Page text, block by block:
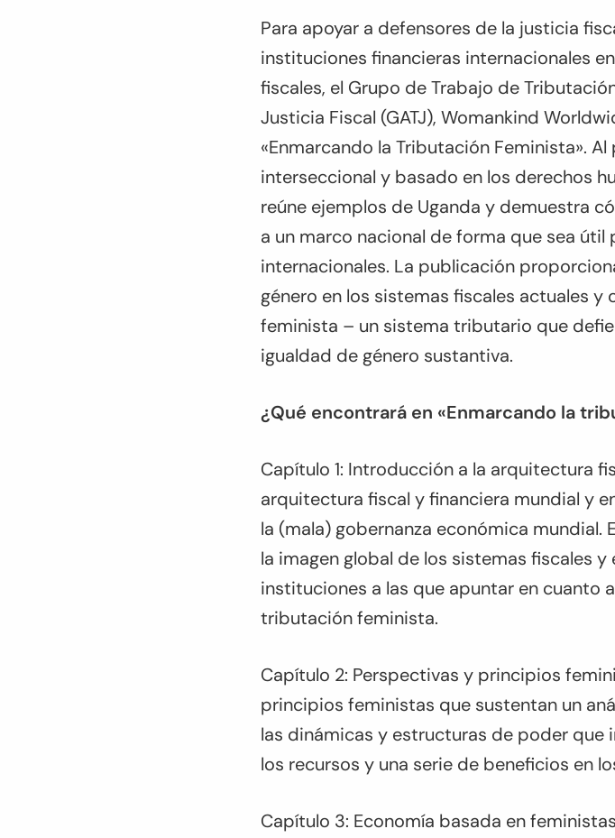
Para apoyar a defensores de la justicia
instituciones financieras internacionales
fiscales, el Grupo de Trabajo de
Justicia Fiscal (GATJ), Womankind
«Enmarcando la Tributación Feminista».
interseccional y basado en los derechos
reúne ejemplos de Uganda y demuestra
a un marco nacional de forma que sea
internacionales. La publicación
género en los sistemas fiscales actuales
feminista – un sistema tributario que
igualdad de género sustantiva.
¿Qué encontrará en «Enmarcando la
Capítulo 1: Introducción a la arquitectura
arquitectura fiscal y financiera mundial y
la (mala) gobernanza económica
la imagen global de los sistemas fiscales
instituciones a las que apuntar en cuanto
tributación feminista.
Capítulo 2: Perspectivas y principios
principios feministas que sustentan un
las dinámicas y estructuras de poder que
los recursos y una serie de beneficios en
Capítulo 3: Economía basada en